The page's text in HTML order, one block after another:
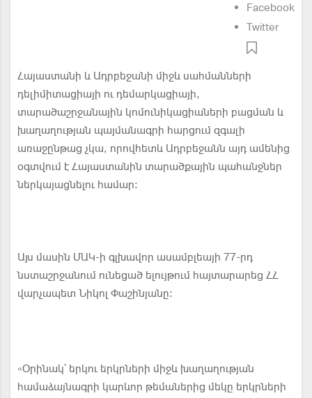
Facebook
Twitter
Հայաստանի և Ադրբեջանի միջև սահմանների
դելիմիտացիայի ու դեմարկացիայի,
տարածաշրջանային կոմունիկացիաների բացման և
խաղաղության պայմանագրի հարցում զգալի
առաջընթաց չկա, որովհետև Ադրբեջանն այդ ամենից
օգտվում է Հայաստանին տարածքային պահանջներ
ներկայացնելու համար։
Այս մասին ՄԱԿ-ի գլխավոր ասամբլեայի 77-րդ
նստաշրջանում ունեցած ելույթում հայտարարեց ՀՀ
վարչապետ Նիկոլ Փաշինյանը։
«Օրինակ՝ երկու երկրների միջև խաղաղության
համաձայնագրի կարևոր թեմաներից մեկը երկրների